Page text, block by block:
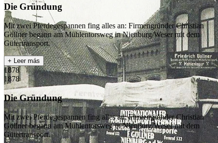
Die Gründung
Mit zwei Pferdegespannen fing alles an: Firmengründer Christian
Göllner begann am Mühlentorsweg in Nienburg/Weser mit dem
Gütertransport.
+ Leer más
1878
1878
Die Gründung
Mit zwei Pferdegespannen fing alles an: Firmengründer Christian
Göllner begann am Mühlentorsweg in Nienburg/Weser mit dem
Gütertransport.